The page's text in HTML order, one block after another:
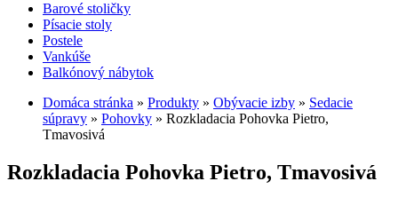
Barové stoličky
Písacie stoly
Postele
Vankúše
Balkónový nábytok
Domáca stránka » Produkty » Obývacie izby » Sedacie
súpravy » Pohovky » Rozkladacia Pohovka Pietro,
Tmavosivá
Rozkladacia Pohovka Pietro, Tmavosivá